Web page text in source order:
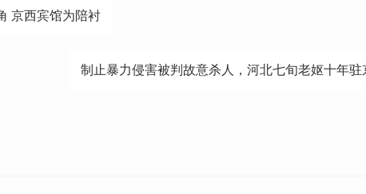
京西宾馆为陪衬
制止暴力侵害被判故意杀人，河北七旬老妪十年驻